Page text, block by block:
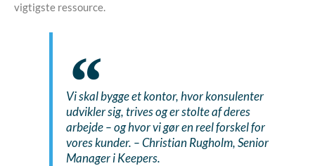
vigtigste ressource.
Vi skal bygge et kontor, hvor konsulenter
udvikler sig, trives og er stolte af deres
arbejde – og hvor vi gør en reel forskel for
vores kunder. – Christian Rugholm, Senior
Manager i Keepers.